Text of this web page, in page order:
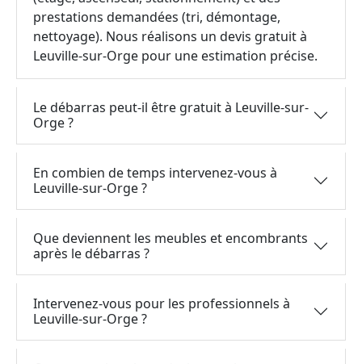
prestations demandées (tri, démontage,
nettoyage). Nous réalisons un devis gratuit à
Leuville-sur-Orge pour une estimation précise.
Le débarras peut-il être gratuit à Leuville-sur-
Orge ?
En combien de temps intervenez-vous à
Leuville-sur-Orge ?
Que deviennent les meubles et encombrants
après le débarras ?
Intervenez-vous pour les professionnels à
Leuville-sur-Orge ?